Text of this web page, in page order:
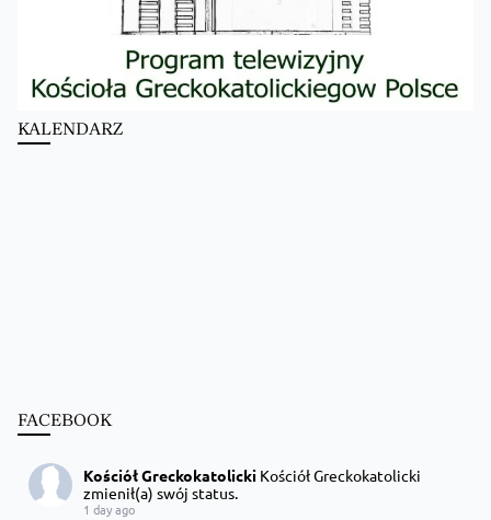
KALENDARZ
FACEBOOK
Kościół Greckokatolicki Kościół Greckokatolicki
zmienił(a) swój status.
1 day ago